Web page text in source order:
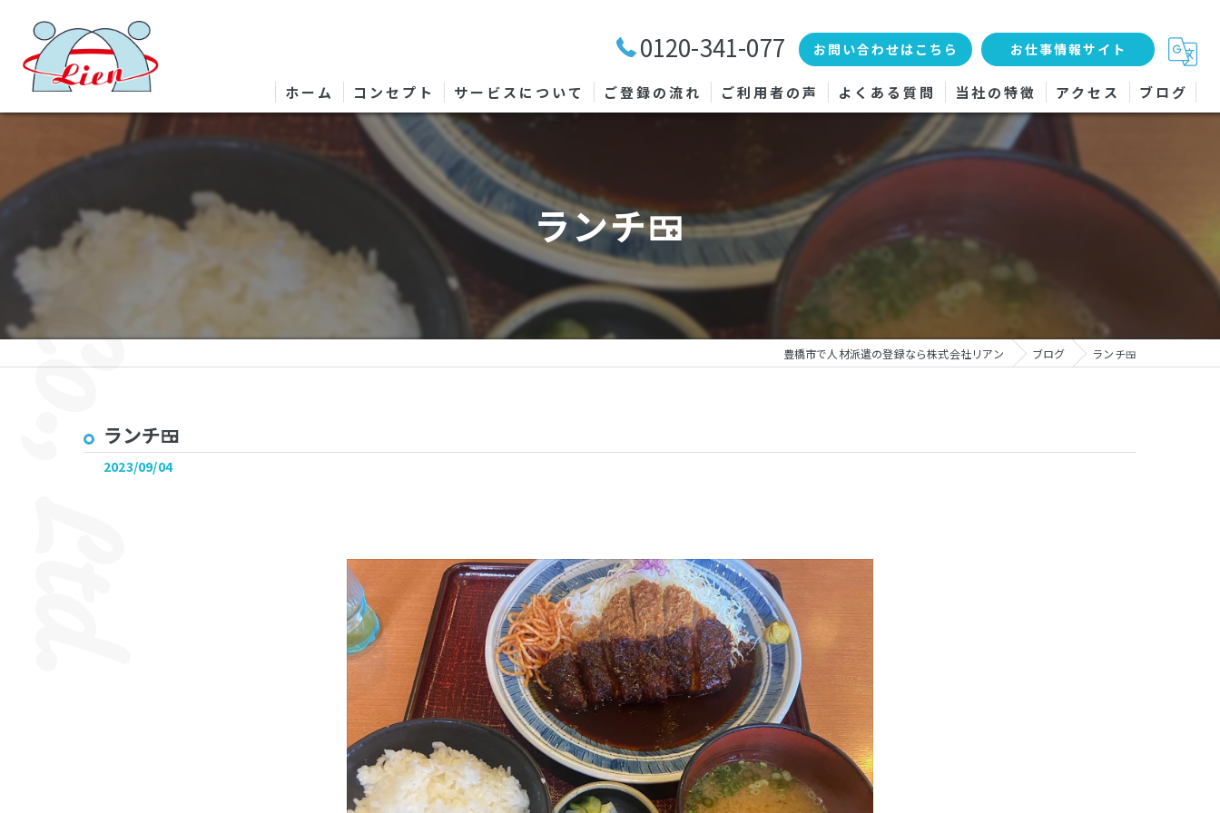
0120-341-077 お問い合わせはこちら お仕事情報サイト
ホーム コンセプト サービスについて ご登録の流れ ご利用者の声 よくある質問 当社の特徴
工場
女性
検査
アクセス ブログ
ランチ🍱
豊橋市で人材派遣の登録なら株式会社リアン ブログ ランチ🍱
ランチ🍱
2023/09/04